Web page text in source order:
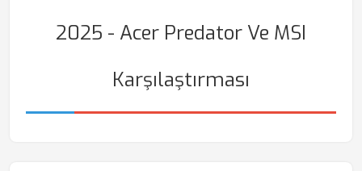
2025 - Acer Predator Ve MSI
Karşılaştırması